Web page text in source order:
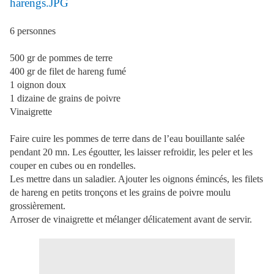
6 personnes
500 gr de pommes de terre
400 gr de filet de hareng fumé
1 oignon doux
1 dizaine de grains de poivre
Vinaigrette
Faire cuire les pommes de terre dans de l’eau bouillante salée
pendant 20 mn. Les égoutter, les laisser refroidir, les peler et les
couper en cubes ou en rondelles.
Les mettre dans un saladier. Ajouter les oignons émincés, les filets
de hareng en petits tronçons et les grains de poivre moulu
grossièrement.
Arroser de vinaigrette et mélanger délicatement avant de servir.